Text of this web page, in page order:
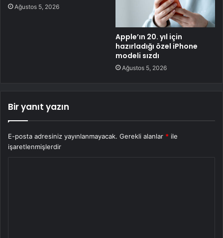
Ağustos 5, 2026
Apple’ın 20. yıl için
hazırladığı özel iPhone
modeli sızdı
Ağustos 5, 2026
Bir yanıt yazın
E-posta adresiniz yayınlanmayacak. Gerekli alanlar * ile
işaretlenmişlerdir